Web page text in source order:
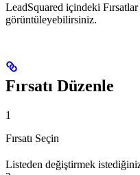
LeadSquared içindeki
görüntüleyebilirsiniz.
Fırsatı Düzenle
1
Fırsatı Seçin
Listeden değiştirmek istediğiniz